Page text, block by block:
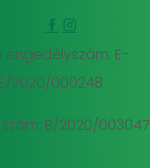
engedélyszám: E-
2020/000248
B/2020/003047